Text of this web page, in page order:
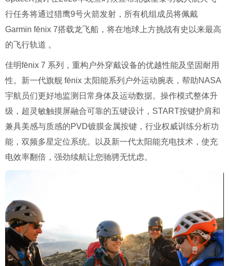
行任务将通过猎鹰9号火箭发射，所有机组成员将佩戴
Garmin fēnix 7搭载龙飞船，将在地球上方挑战有史以来最高
的飞行轨道 。
佳明fēnix 7 系列，重构户外穿戴设备的优越性能及坚固耐用
性。新一代旗舰 fēnix 太阳能系列户外运动腕表，帮助NASA
宇航员们更好地监测日常身体及运动数据。操作模式整体升
级，超灵敏触摸屏融合可靠的五键设计，START按键护肩和
兼具美感与质感的PVD镀膜金属按键，行业权威训练分析功
能，双频多星定位系统。以及新一代太阳能充电技术，使充
电效率翻倍，强劲续航让您驰骋无忧虑。